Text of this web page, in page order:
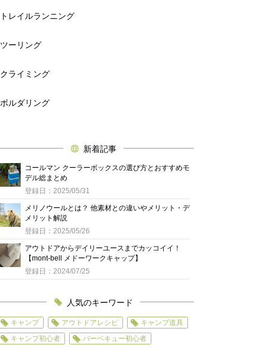
トレイルランニング
ツーリング
クライミング
ボルダリング
新着記事
コールマン クーラーボックスの選び方とおすすめモ
デル総まとめ
登録日：2025/05/31
メリノウールとは？ 他素材との違いやメリット・デ
メリット解説
登録日：2025/05/26
アウトドアからデイリーユースまでカッコイイ！
【mont-bell メドーワークキャップ】
登録日：2024/07/25
人気のキーワード
キャンプ アウトドアレシピ
キャンプ道具
キャンプ初心者
バーベキュー初心者